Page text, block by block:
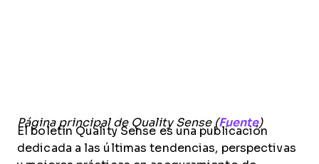
Página principal de Quality Sense (Fuente)
El boletín Quality Sense es una publicación
dedicada a las últimas tendencias, perspectivas